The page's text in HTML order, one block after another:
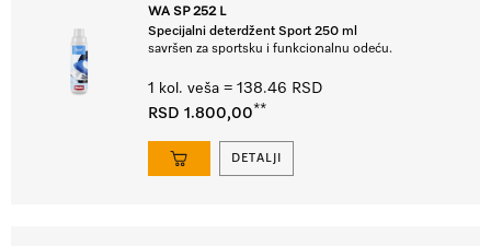
WA SP 252 L
Specijalni deterdžent Sport 250 ml
savršen za sportsku i funkcionalnu odeću.
1 kol. veša = 138.46 RSD
RSD 1.800,00**
DETALJI